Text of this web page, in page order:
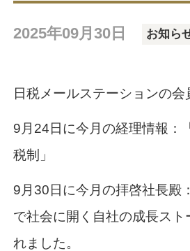
2025年09月30日 お知ら
日税メールステーションの会
9月24日に今月の経理情報：
税制」
9月30日に今月の拝啓社長殿
で社会に開く自社の成長スト
れました。